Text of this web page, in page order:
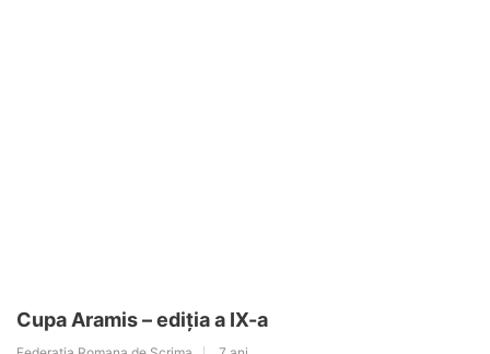
Cupa Aramis – ediția a IX-a